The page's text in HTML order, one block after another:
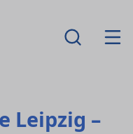
Leipzig –